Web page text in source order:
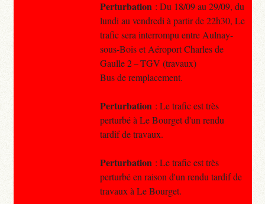
Perturbation : Du 18/09 au 29/09, du
lundi au vendredi à partir de 22h30, Le
trafic sera interrompu entre Aulnay-
sous-Bois et Aéroport Charles de
Gaulle 2 – TGV (travaux)
Bus de remplacement.
Perturbation : Le trafic est très
perturbé à Le Bourget d'un rendu
tardif de travaux.
Perturbation : Le trafic est très
perturbé en raison d'un rendu tardif de
travaux à Le Bourget.